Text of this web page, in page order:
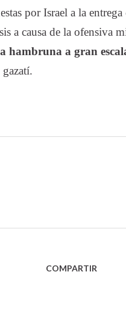
por Israel a la
a causa de la ofensiva
hambruna a gran
COMPARTIR